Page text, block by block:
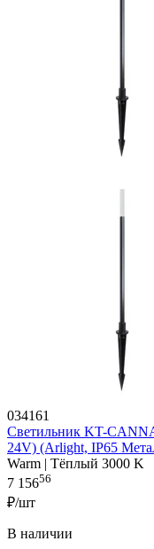
034161
Светильник KT-
24V) (Arlight, IP65
Warm | Тёплый 3000 K
7 15656
₽/шт
В наличии